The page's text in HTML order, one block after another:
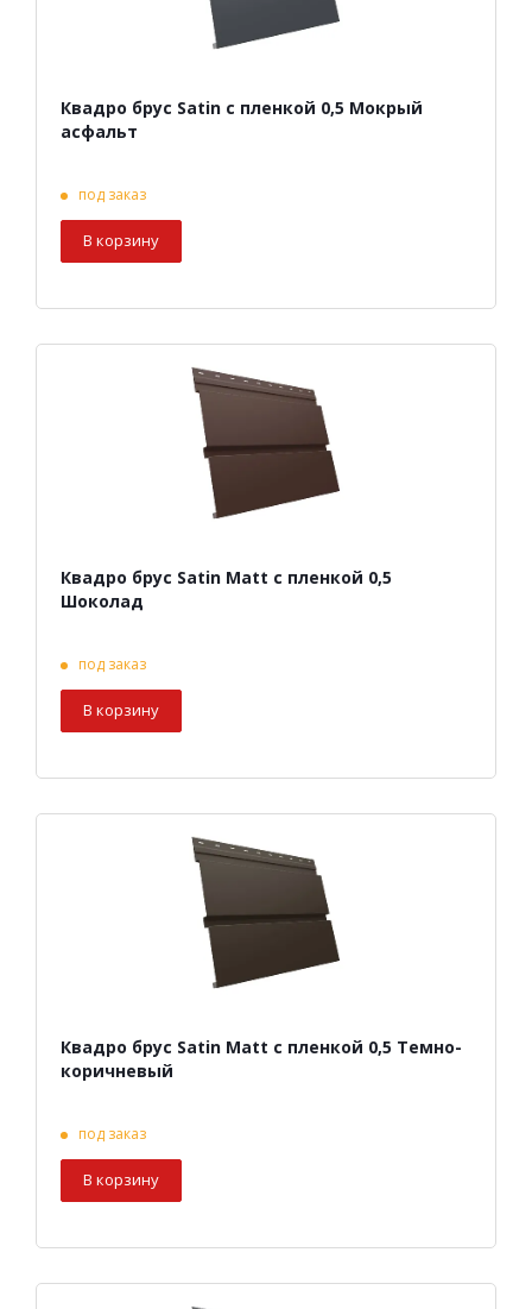
Квадро брус Satin с пленкой 0,5 Мокрый
асфальт
под заказ
В корзину
Квадро брус Satin Matt с пленкой 0,5
Шоколад
под заказ
В корзину
Квадро брус Satin Matt с пленкой 0,5 Темно-
коричневый
под заказ
В корзину